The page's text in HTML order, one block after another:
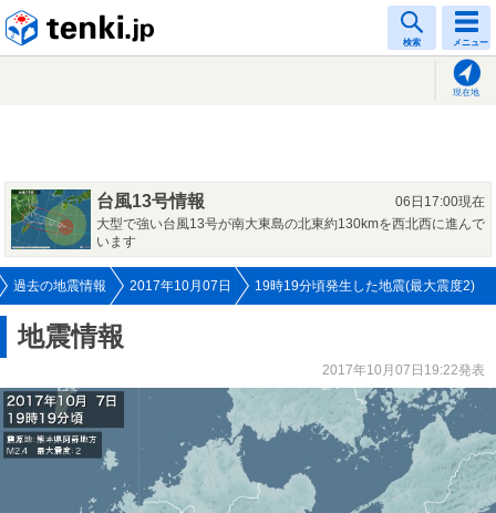
検索 メニュー
現在地
台風13号情報
06日17:00現在
大型で強い台風13号が南大東島の北東約130kmを西北西に進んで
います
過去の地震情報 2017年10月07日 19時19分頃発生した地震(最大震度2)
地震情報
2017年10月07日19:22発表